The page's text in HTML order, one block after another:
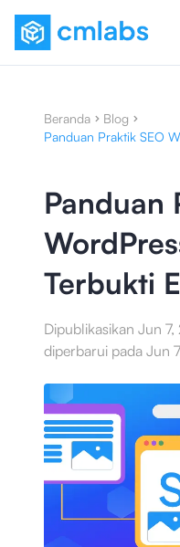
Beranda
Blog
Panduan Praktik SEO
Panduan
Terbukti
Dipublikasikan Jun
diperbarui pada Jun